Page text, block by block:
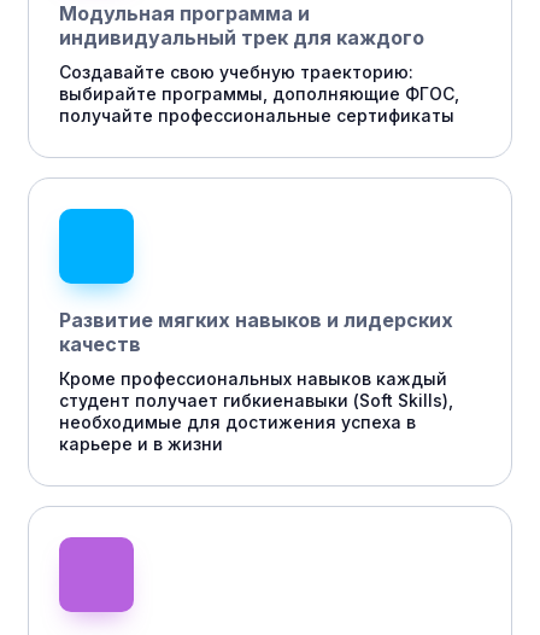
Модульная программа и
индивидуальный трек для каждого
Создавайте свою учебную траекторию:
выбирайте программы, дополняющие ФГОС,
получайте профессиональные сертификаты
Развитие мягких навыков и лидерских
качеств
Кроме профессиональных навыков каждый
студент получает гибкиенавыки (Soft Skills),
необходимые для достижения успеха в
карьере и в жизни